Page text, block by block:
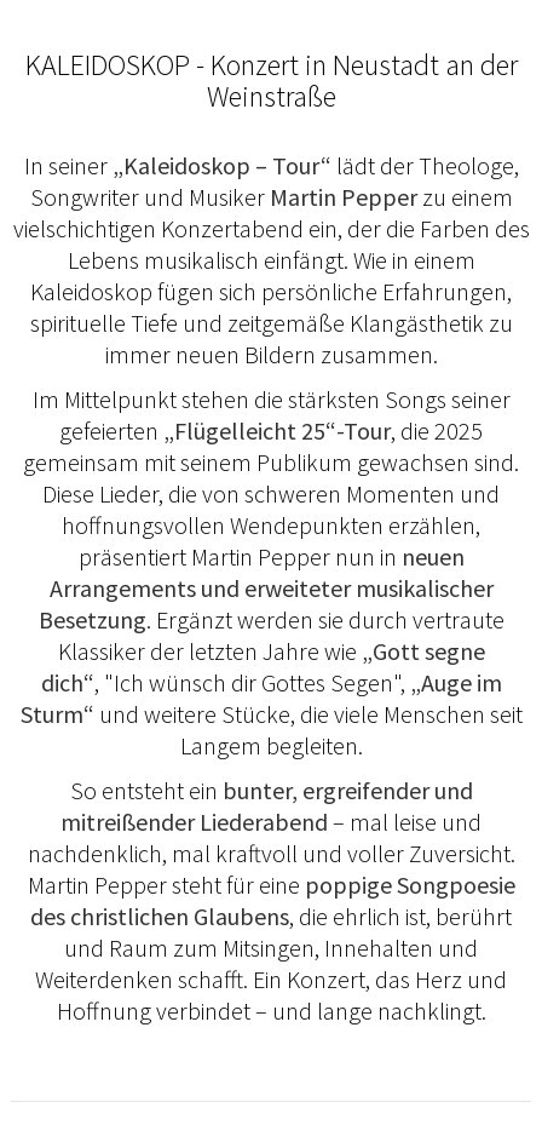
KALEIDOSKOP - Konzert in Neustadt an der
Weinstraße
In seiner „Kaleidoskop – Tour“ lädt der Theologe,
Songwriter und Musiker Martin Pepperzu einem
vielschichtigen Konzertabend ein, der die Farben des
Lebens musikalisch einfängt. Wie in einem
Kaleidoskop fügen sich persönliche Erfahrungen,
spirituelle Tiefe und zeitgemäße Klangästhetik zu
immer neuen Bildern zusammen.
Im Mittelpunkt stehen die stärksten Songs seiner
gefeierten „Flügelleicht 25“-Tour, die 2025
gemeinsam mit seinem Publikum gewachsen sind.
Diese Lieder, die von schweren Momenten und
hoffnungsvollen Wendepunkten erzählen,
präsentiert Martin Pepper nun in neuen
Arrangements und erweiteter musikalischer
Besetzung. Ergänzt werden sie durch vertraute
Klassiker der letzten Jahre wie „Gott segne
dich“, "Ich wünsch dir Gottes Segen", „Auge im
Sturm“ und weitere Stücke, die viele Menschen seit
Langem begleiten.
So entsteht ein bunter, ergreifender und
mitreißender Liederabend – mal leise und
nachdenklich, mal kraftvoll und voller Zuversicht.
Martin Pepper steht für eine poppige Songpoesie
des christlichen Glaubens, die ehrlich ist, berührt
und Raum zum Mitsingen, Innehalten und
Weiterdenken schafft. Ein Konzert, das Herz und
Hoffnung verbindet – und lange nachklingt.